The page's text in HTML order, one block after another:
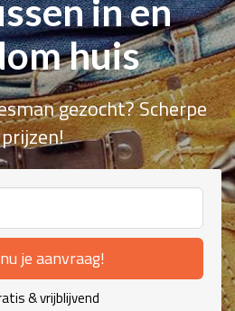
in en
huis
gezocht? Scherpe
prijzen!
je aanvraag!
& vrijblijvend